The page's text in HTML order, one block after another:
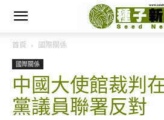
首頁 國際關係
國際關係
中國大使館裁判
黨議員聯署反對